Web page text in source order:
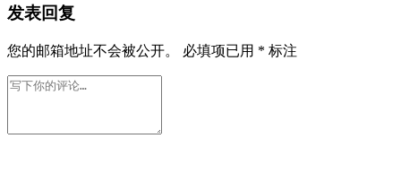
发表回复
您的邮箱地址不会被公开。 必填项已用 * 标注